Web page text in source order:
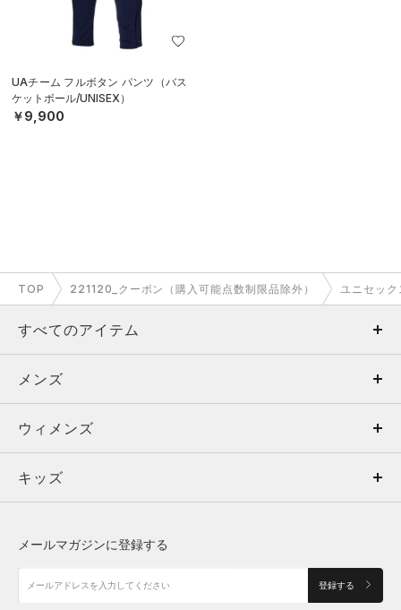
UAチーム フルボタン パンツ（バス
ケットボール/UNISEX）
￥9,900
TOP 221120_クーポン（購入可能点数制限品除外） ユニセック
すべてのアイテム
メンズ
ウィメンズ
キッズ
アクセサリー
メンズ
トップス
ボトムス
アクセサリー
ウィメンズ
トップス
シューズ
キッズ
メールマガジンに登録する
登録する